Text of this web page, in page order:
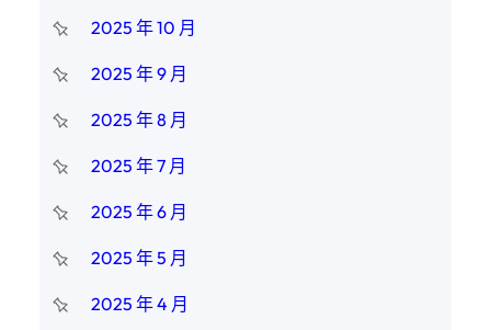
2025 年 10 月
2025 年 9 月
2025 年 8 月
2025 年 7 月
2025 年 6 月
2025 年 5 月
2025 年 4 月